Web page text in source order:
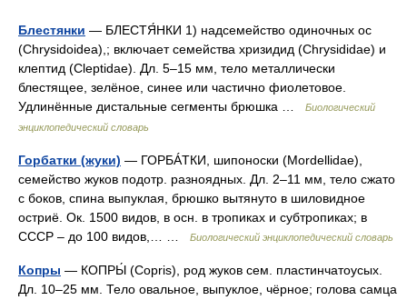
Блестянки — БЛЕСТЯ́НКИ 1) надсемейство одиночных ос
(Chrysidoidea),; включает семейства хризидид (Chrysididae) и
клептид (Cleptidae). Дл. 5–15 мм, тело металлически
блестящее, зелёное, синее или частично фиолетовое.
Удлинённые дистальные сегменты брюшка …
Биологический
энциклопедический словарь
Горбатки (жуки) — ГОРБÁТКИ, шипоноски (Mordellidae),
семейство жуков подотр. разноядных. Дл. 2–11 мм, тело сжато
с боков, спина выпуклая, брюшко вытянуто в шиловидное
остриё. Ок. 1500 видов, в осн. в тропиках и субтропиках; в
СССР – до 100 видов,… …
Биологический энциклопедический словарь
Копры — КОПРЫ́ (Copris), род жуков сем. пластинчатоусых.
Дл. 10–25 мм. Тело овальное, выпуклое, чёрное; голова самца